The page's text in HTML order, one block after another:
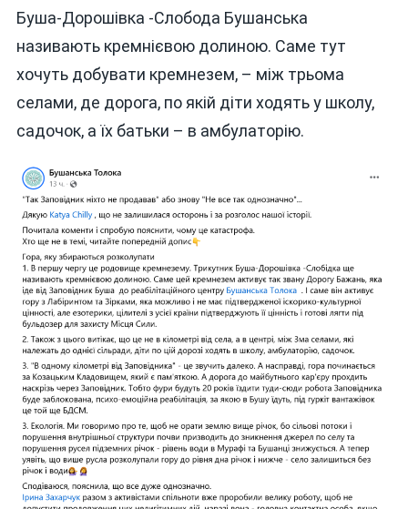
Буша-Дорошівка -Слобода Бушанська
називають кремнієвою долиною. Саме тут
хочуть добувати кремнезем, – між трьома
селами, де дорога, по якій діти ходять у школу,
садочок, а їх батьки – в амбулаторію.